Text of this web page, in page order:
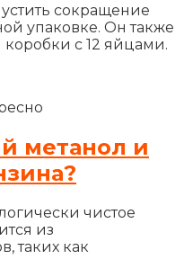
сокращение
упаковке. Он также
коробки с 12 яйцами.
метанол и
чистое
из
таких как